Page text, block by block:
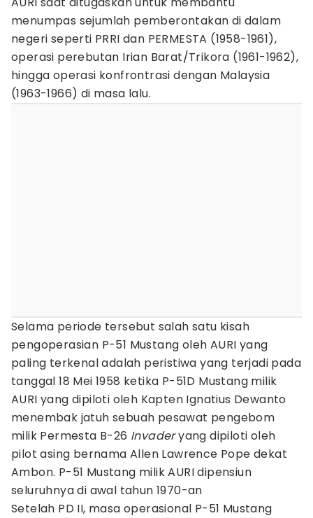
menumpas sejumlah pemberontakan di dalam
negeri seperti PRRI dan PERMESTA (1958-1961),
operasi perebutan Irian Barat/Trikora (1961-1962),
hingga operasi konfrontrasi dengan Malaysia
(1963-1966) di masa lalu.
Selama periode tersebut salah satu kisah
pengoperasian P-51 Mustang oleh AURI yang
paling terkenal adalah peristiwa yang terjadi pada
tanggal 18 Mei 1958 ketika P-51D Mustang milik
AURI yang dipiloti oleh Kapten Ignatius Dewanto
menembak jatuh sebuah pesawat pengebom
milik Permesta B-26 Invaderyang dipiloti oleh
pilot asing bernama Allen Lawrence Pope dekat
Ambon. P-51 Mustang milik AURI dipensiun
seluruhnya di awal tahun 1970-an
Setelah PD II, masa operasional P-51 Mustang